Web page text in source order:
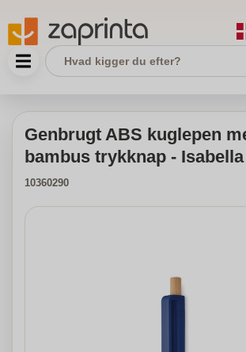
Genbrugt ABS kuglepen
bambus trykknap - Isabella
10360290